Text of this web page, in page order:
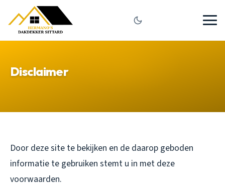
Disclaimer
Door deze site te bekijken en de daarop geboden
informatie te gebruiken stemt u in met deze
voorwaarden.